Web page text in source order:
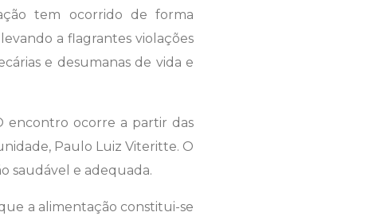
tem ocorrido de forma
a flagrantes violações
e desumanas de vida e
encontro ocorre a partir das
Paulo Luiz Viteritte. O
saudável e adequada.
a alimentação constitui-se